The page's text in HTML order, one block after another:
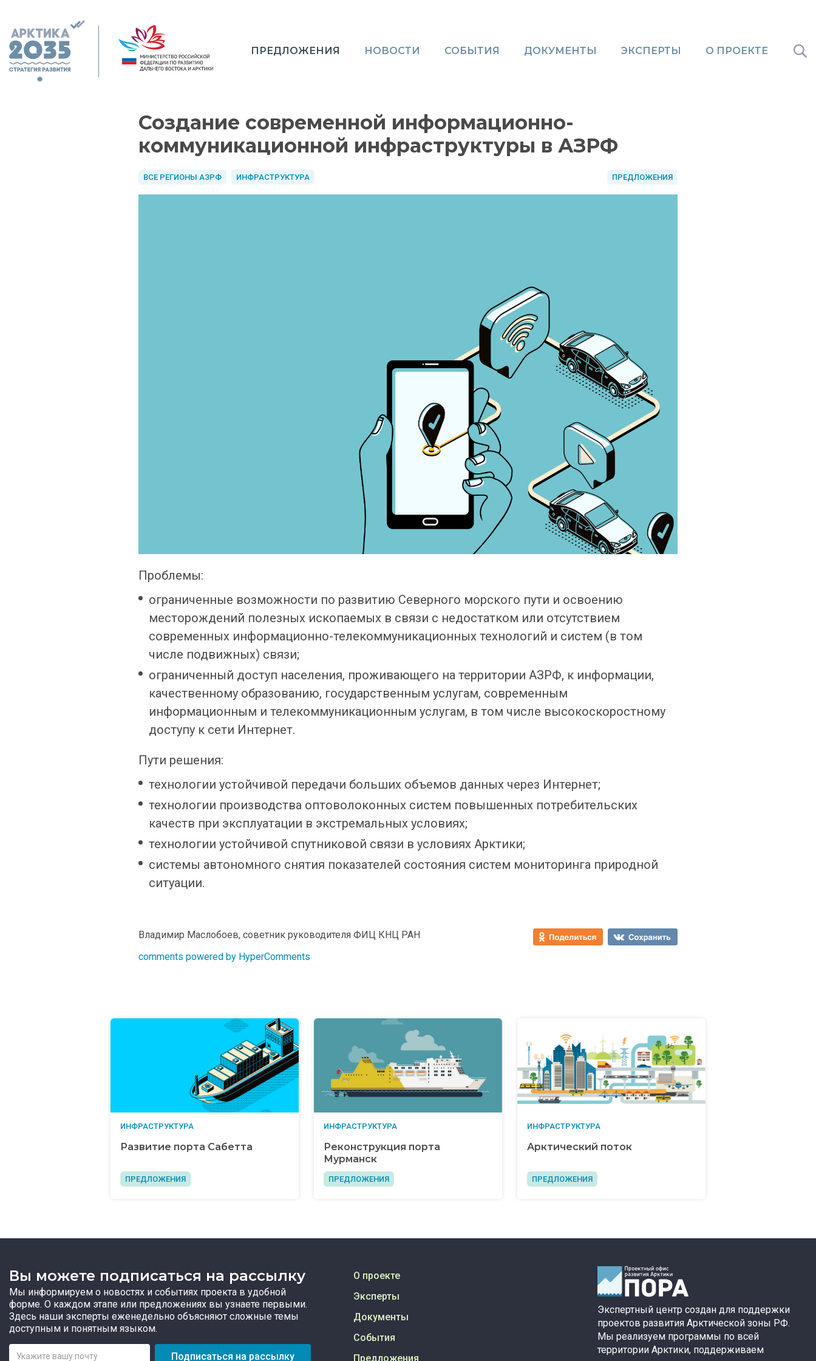
ПРЕДЛОЖЕНИЯ НОВОСТИ СОБЫТИЯ ДОКУМЕНТЫ ЭКСПЕРТЫ О ПРОЕКТЕ
Создание современной информационно-
коммуникационной инфраструктуры в АЗРФ
ВСЕ РЕГИОНЫ АЗРФ ИНФРАСТРУКТУРА ПРЕДЛОЖЕНИЯ
Проблемы:
ограниченные возможности по развитию Северного морского пути и освоению
месторождений полезных ископаемых в связи с недостатком или отсутствием
современных информационно-телекоммуникационных технологий и систем (в том
числе подвижных) связи;
ограниченный доступ населения, проживающего на территории АЗРФ, к информации,
качественному образованию, государственным услугам, современным
информационным и телекоммуникационным услугам, в том числе высокоскоростному
доступу к сети Интернет.
Пути решения:
технологии устойчивой передачи больших объемов данных через Интернет;
технологии производства оптоволоконных систем повышенных потребительских
качеств при эксплуатации в экстремальных условиях;
технологии устойчивой спутниковой связи в условиях Арктики;
системы автономного снятия показателей состояния систем мониторинга природной
ситуации.
Владимир Маслобоев, советник руководителя ФИЦ КНЦ РАН
comments powered by HyperComments
ИНФРАСТРУКТУРА
Развитие порта Сабетта
ПРЕДЛОЖЕНИЯ
ИНФРАСТРУКТУРА
Реконструкция порта
Мурманск
ПРЕДЛОЖЕНИЯ
ИНФРАСТРУКТУРА
Арктический поток
ПРЕДЛОЖЕНИЯ
Вы можете подписаться на рассылку
Мы информируем о новостях и событиях проекта в удобной
форме. О каждом этапе или предложениях вы узнаете первыми.
Здесь наши эксперты еженедельно объясняют сложные темы
доступным и понятным языком.
Подписаться на рассылку
О проекте
Эксперты
Документы
События
Предложения
Экспертный центр создан для поддержки
проектов развития Арктической зоны РФ.
Мы реализуем программы по всей
территории Арктики, поддерживаем